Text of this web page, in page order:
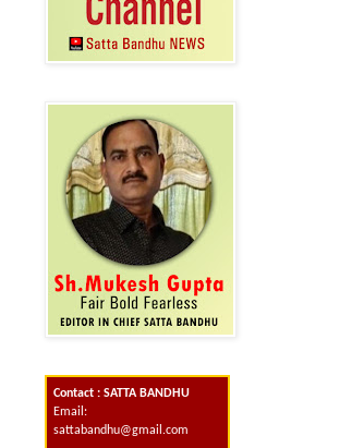
Contact : SATTA BANDHU
Email:
sattabandhu@gmail.com